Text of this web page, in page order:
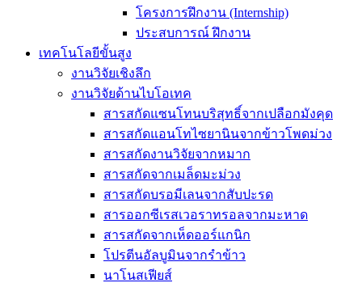
โครงการฝึกงาน (Internship)
ประสบการณ์ ฝึกงาน
เทคโนโลยีขั้นสูง
งานวิจัยเชิงลึก
งานวิจัยด้านไบโอเทค
สารสกัดแซนโทนบริสุทธิ์จากเปลือกมังคุด
สารสกัดแอนโทไซยานินจากข้าวโพดม่วง
สารสกัดงานวิจัยจากหมาก
สารสกัดจากเมล็ดมะม่วง
สารสกัดบรอมีเลนจากสับปะรด
สารออกซีเรสเวอราทรอลจากมะหาด
สารสกัดจากเห็ดออร์แกนิก
โปรตีนอัลบูมินจากรำข้าว
นาโนสเฟียส์